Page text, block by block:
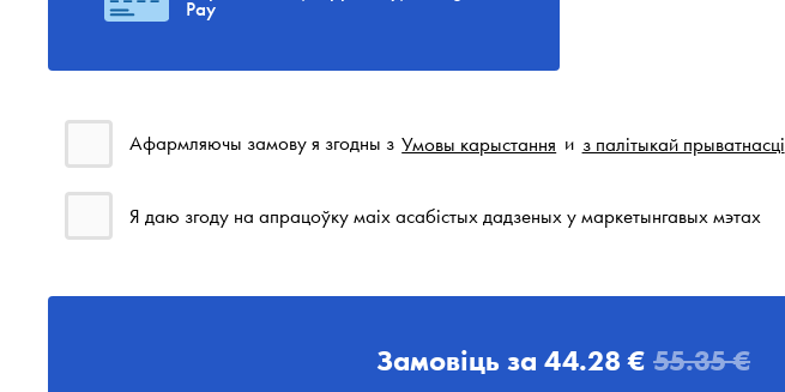
Pay
Афармляючы замову я згодны з Умовы карыстання и з палітыкай прыватнасці
Я даю згоду на апрацоўку маіх асабістых дадзеных у маркетынгавых мэтах
Замовіць за 44.28 € 55.35 €